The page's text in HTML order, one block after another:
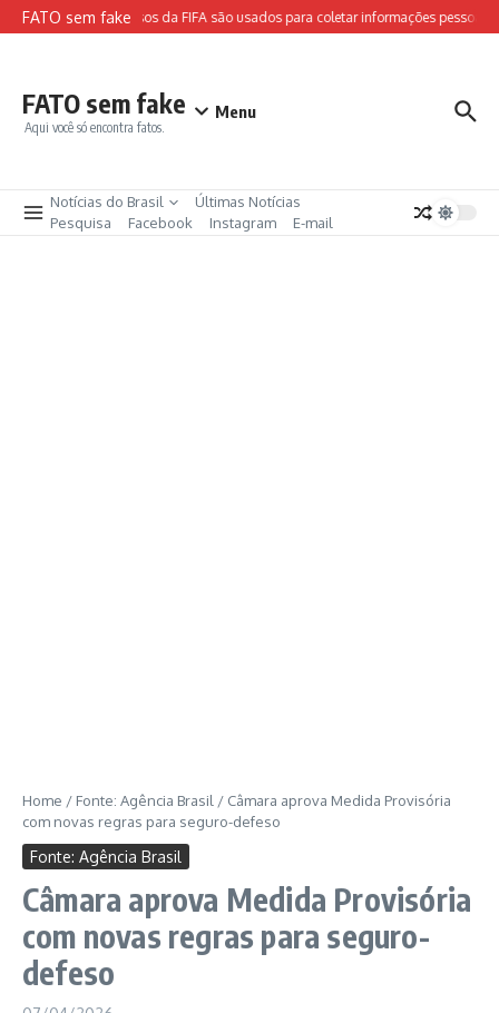
Ir para o conteúdo
FATO sem fakeSites falsos da FIFA são usados para coletar informações pessoais
FATO sem fake
Aqui você só encontra fatos.
Menu
Notícias do Brasil
Últimas Notícias
Pesquisa
Facebook Instagram E-mail
Home / Fonte: Agência Brasil / Câmara aprova Medida Provisória
com novas regras para seguro-defeso
Fonte: Agência Brasil
Câmara aprova Medida Provisória
com novas regras para seguro-
defeso